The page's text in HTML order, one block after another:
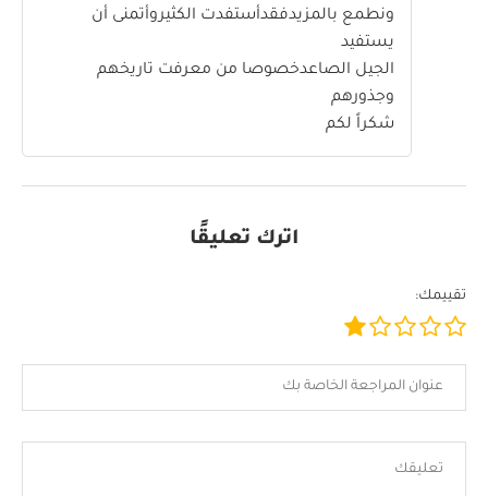
ونطمع بالمزيدفقدأستفدت الكثيروأتمنى أن
يستفيد
الجيل الصاعدخصوصا من معرفت تاريخهم
وجذورهم
شكراً لكم
اترك تعليقًا
تقييمك: